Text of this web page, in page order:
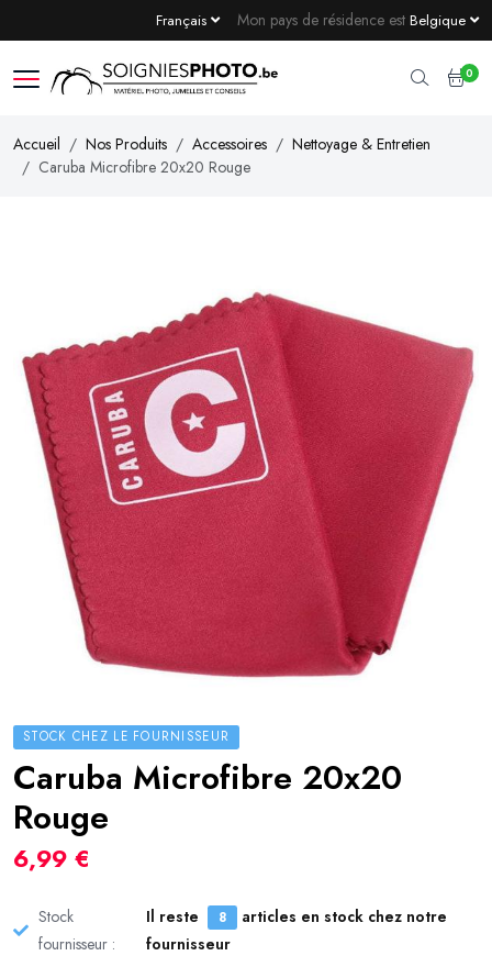
Mon pays de résidence est Belgique
Français
0
Accueil Nos Produits Accessoires
Nettoyage & Entretien
Caruba Microfibre 20x20 Rouge
STOCK CHEZ LE FOURNISSEUR
Caruba Microfibre 20x20
Rouge
6,99 €
Stock
fournisseur :
Il reste 8
articles en stock chez notre
fournisseur